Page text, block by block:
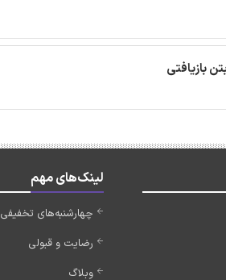
بازیافتی
لینک‌های مهم
چهارشنبه‌های تخفیفی
رضایت و قبولی
وبلاگ